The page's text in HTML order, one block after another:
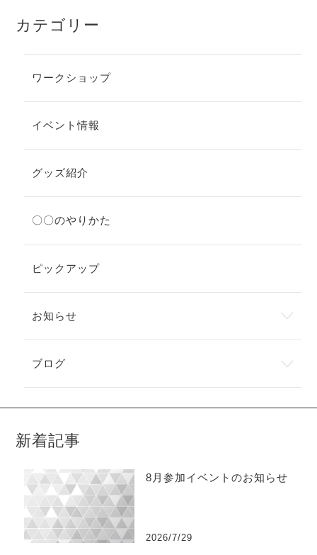
カテゴリー
ワークショップ
イベント情報
グッズ紹介
〇〇のやりかた
ピックアップ
お知らせ
ブログ
新着記事
8月参加イベントのお知らせ
2026/7/29